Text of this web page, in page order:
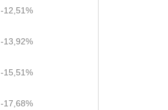
-12,51%
-13,92%
-15,51%
-17,68%